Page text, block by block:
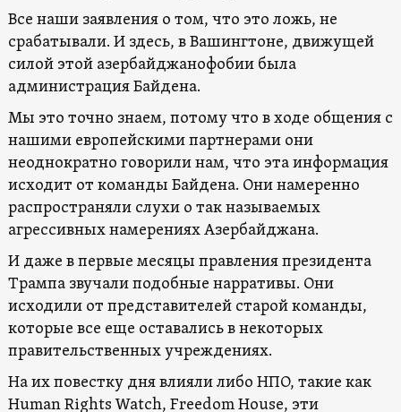
Все наши заявления о том, что это ложь, не
срабатывали. И здесь, в Вашингтоне, движущей
силой этой азербайджанофобии была
администрация Байдена.
Мы это точно знаем, потому что в ходе общения с
нашими европейскими партнерами они
неоднократно говорили нам, что эта информация
исходит от команды Байдена. Они намеренно
распространяли слухи о так называемых
агрессивных намерениях Азербайджана.
И даже в первые месяцы правления президента
Трампа звучали подобные нарративы. Они
исходили от представителей старой команды,
которые все еще оставались в некоторых
правительственных учреждениях.
На их повестку дня влияли либо НПО, такие как
Human Rights Watch, Freedom House, эти